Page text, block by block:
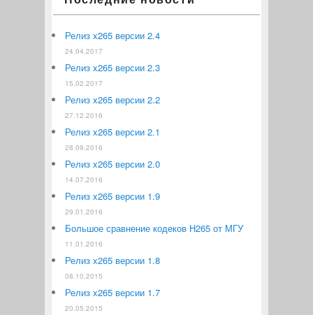
Релиз x265 версии 2.4
24.04.2017
Релиз x265 версии 2.3
15.02.2017
Релиз x265 версии 2.2
27.12.2016
Релиз x265 версии 2.1
28.09.2016
Релиз x265 версии 2.0
14.07.2016
Релиз x265 версии 1.9
29.01.2016
Большое сравнение кодеков H265 от МГУ
11.01.2016
Релиз x265 версии 1.8
08.10.2015
Релиз x265 версии 1.7
20.05.2015